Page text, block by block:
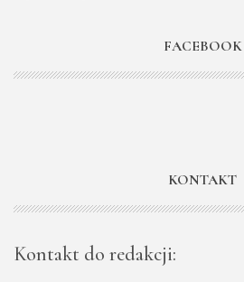
FACEBOOK
KONTAKT
Kontakt do redakcji: